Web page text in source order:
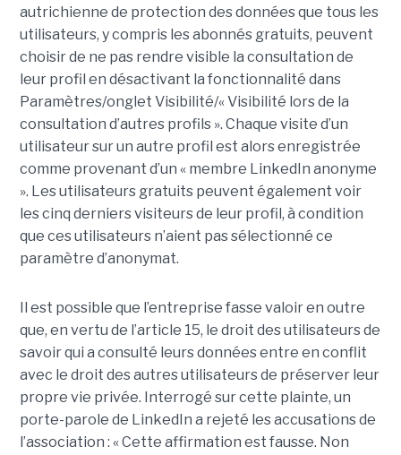
autrichienne de protection des données que tous les
utilisateurs, y compris les abonnés gratuits, peuvent
choisir de ne pas rendre visible la consultation de
leur profil en désactivant la fonctionnalité dans
Paramètres/onglet Visibilité/« Visibilité lors de la
consultation d’autres profils ». Chaque visite d’un
utilisateur sur un autre profil est alors enregistrée
comme provenant d’un « membre LinkedIn anonyme
». Les utilisateurs gratuits peuvent également voir
les cinq derniers visiteurs de leur profil, à condition
que ces utilisateurs n’aient pas sélectionné ce
paramètre d’anonymat.
Il est possible que l’entreprise fasse valoir en outre
que, en vertu de l’article 15, le droit des utilisateurs de
savoir qui a consulté leurs données entre en conflit
avec le droit des autres utilisateurs de préserver leur
propre vie privée. Interrogé sur cette plainte, un
porte-parole de LinkedIn a rejeté les accusations de
l’association : « Cette affirmation est fausse. Non